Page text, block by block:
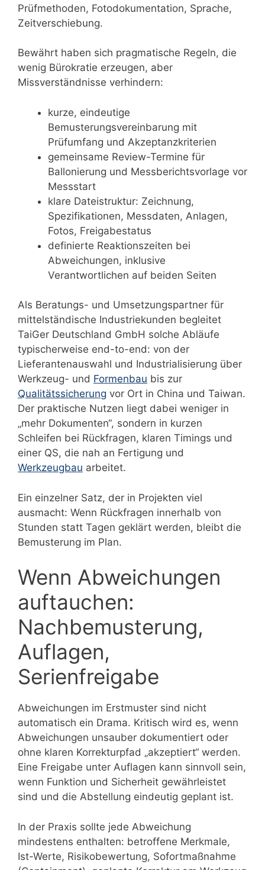
Prüfmethoden, Fotodokumentation, Sprache,
Zeitverschiebung.
Bewährt haben sich pragmatische Regeln, die
wenig Bürokratie erzeugen, aber
Missverständnisse verhindern:
kurze, eindeutige
Bemusterungsvereinbarung mit
Prüfumfang und Akzeptanzkriterien
gemeinsame Review-Termine für
Ballonierung und Messberichtsvorlage vor
Messstart
klare Dateistruktur: Zeichnung,
Spezifikationen, Messdaten, Anlagen,
Fotos, Freigabestatus
definierte Reaktionszeiten bei
Abweichungen, inklusive
Verantwortlichen auf beiden Seiten
Als Beratungs- und Umsetzungspartner für
mittelständische Industriekunden begleitet
TaiGer Deutschland GmbH solche Abläufe
typischerweise end-to-end: von der
Lieferantenauswahl und Industrialisierung über
Werkzeug- und Formenbau bis zur
Qualitätssicherung vor Ort in China und Taiwan.
Der praktische Nutzen liegt dabei weniger in
„mehr Dokumenten“, sondern in kurzen
Schleifen bei Rückfragen, klaren Timings und
einer QS, die nah an Fertigung und
Werkzeugbau arbeitet.
Ein einzelner Satz, der in Projekten viel
ausmacht: Wenn Rückfragen innerhalb von
Stunden statt Tagen geklärt werden, bleibt die
Bemusterung im Plan.
Wenn Abweichungen
auftauchen:
Nachbemusterung,
Auflagen,
Serienfreigabe
Abweichungen im Erstmuster sind nicht
automatisch ein Drama. Kritisch wird es, wenn
Abweichungen unsauber dokumentiert oder
ohne klaren Korrekturpfad „akzeptiert“ werden.
Eine Freigabe unter Auflagen kann sinnvoll sein,
wenn Funktion und Sicherheit gewährleistet
sind und die Abstellung eindeutig geplant ist.
In der Praxis sollte jede Abweichung
mindestens enthalten: betroffene Merkmale,
Ist-Werte, Risikobewertung, Sofortmaßnahme